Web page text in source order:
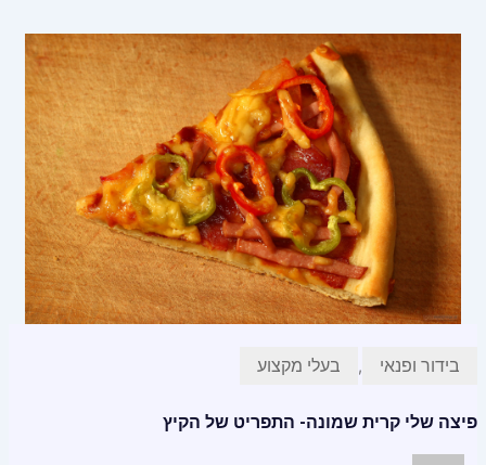
בידור ופנאי , בעלי מקצוע
פיצה שלי קרית שמונה- התפריט של הקיץ